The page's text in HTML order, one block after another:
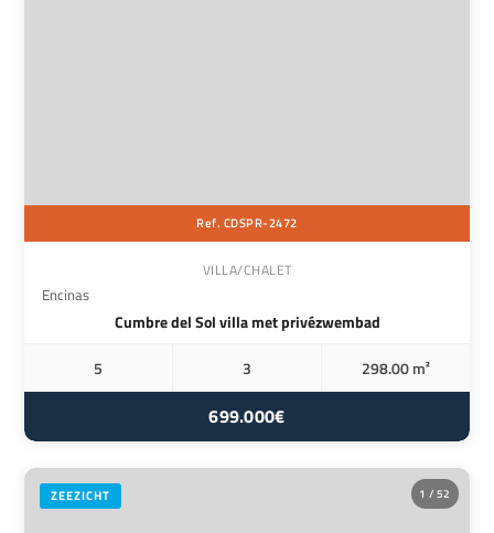
Ref. CDSPR-2472
VILLA/CHALET
Encinas
Cumbre del Sol villa met privézwembad
5
3 298.00 m²
699.000€
1 / 52
ZEEZICHT